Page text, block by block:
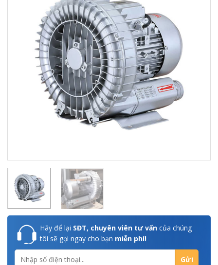
Hãy để lại SĐT, chuyên viên tư vấn của chúng
tôi sẽ gọi ngay cho bạn miễn phí!